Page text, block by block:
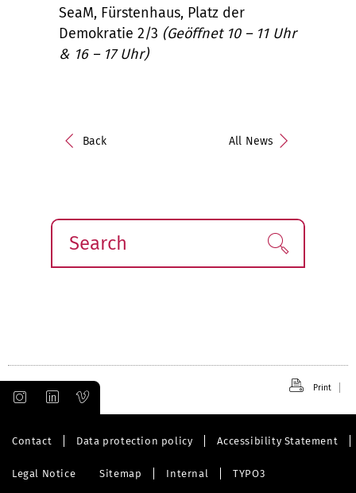
SeaM, Fürstenhaus, Platz der
Demokratie 2/3 (Geöffnet 10 – 11 Uhr
& 16 – 17 Uhr)
Back All News
Search Find!
Print
Contact Data protection policy Accessibility Statement
Legal Notice Sitemap Internal TYPO3